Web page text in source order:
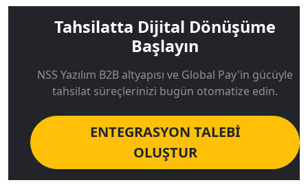
Tahsilatta Dijital Dönüşüme
Başlayın
NSS Yazılım B2B altyapısı ve Global Pay'in gücüyle
tahsilat süreçlerinizi bugün otomatize edin.
ENTEGRASYON TALEBİ
OLUŞTUR